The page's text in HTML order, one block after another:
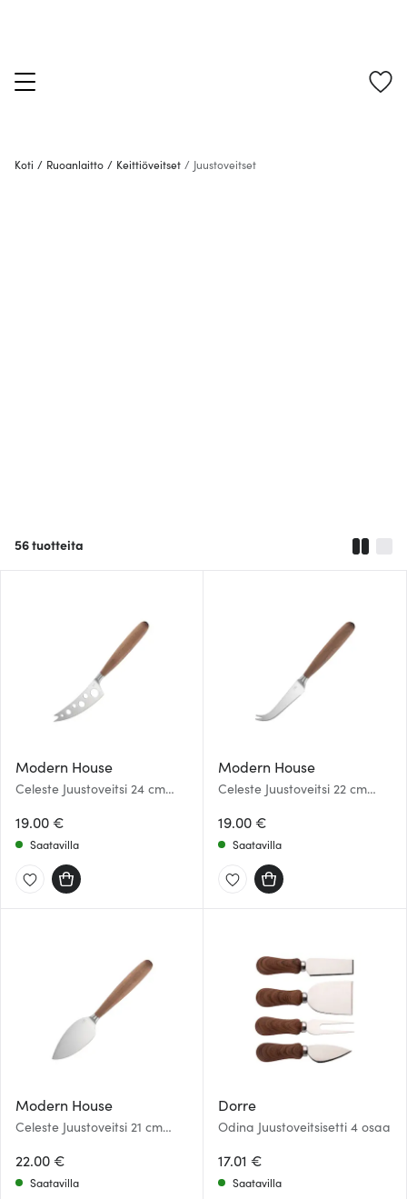
Koti / Ruoanlaitto / Keittiöveitset / Juustoveitset
56tuotteita
Modern House
Celeste Juustoveitsi 24 cm
19.00 €
Saatavilla
Modern House
Celeste Juustoveitsi 22 cm
19.00 €
Saatavilla
Modern House
Celeste Juustoveitsi 21 cm
22.00 €
Saatavilla
Dorre
Odina Juustoveitsisetti 4 osaa
17.01 €
Saatavilla